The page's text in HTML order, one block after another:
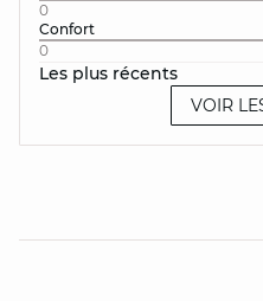
0
Confort
0
Les plus récents
VOIR